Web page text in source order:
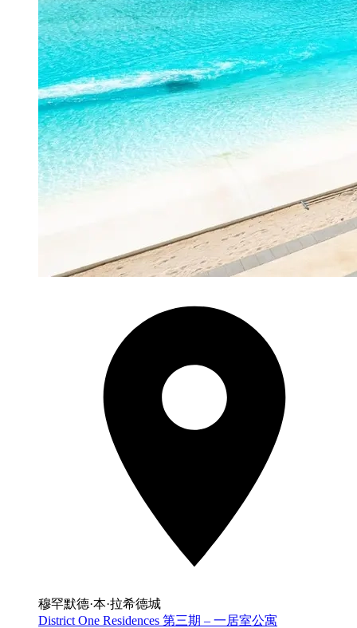
穆罕默德·本·拉希德城
District One Residences 第三期 – 一居室公寓